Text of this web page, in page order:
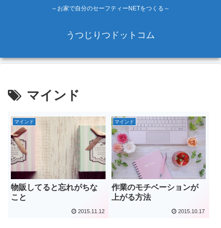
～お家で自分のセーフティーNETをつくる～
うつじりつドットコム
マインド
マインド
物販してると忘れがちな
こと
2015.11.12
マインド
作業のモチベーションが
上がる方法
2015.10.17